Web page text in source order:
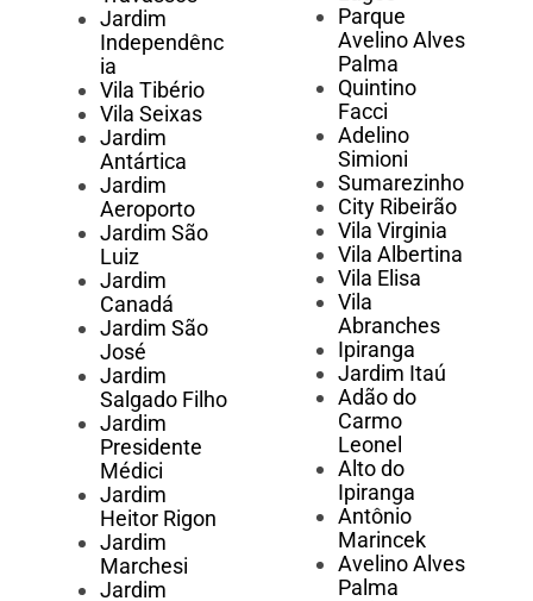
Jardim
Independênc
ia
Vila Tibério
Vila Seixas
Jardim
Antártica
Jardim
Aeroporto
Jardim São
Luiz
Jardim
Canadá
Jardim São
José
Jardim
Salgado Filho
Jardim
Presidente
Médici
Jardim
Heitor Rigon
Jardim
Marchesi
Jardim
Parque
Avelino Alves
Palma
Quintino
Facci
Adelino
Simioni
Sumarezinho
City Ribeirão
Vila Virginia
Vila Albertina
Vila Elisa
Vila
Abranches
Ipiranga
Jardim Itaú
Adão do
Carmo
Leonel
Alto do
Ipiranga
Antônio
Marincek
Avelino Alves
Palma